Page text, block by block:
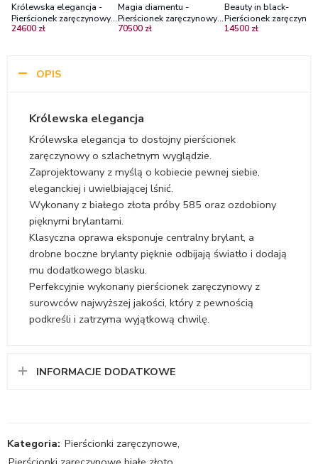
Królewska elegancja -
Pierścionek zaręczynowy z
białego złota z
24600 zł
Magia diamentu -
Pierścionek zaręczynowy z
białego złota z
70500 zł
Beauty in black-
Pierścionek
białego złota białym
14500 zł
OPIS
Królewska elegancja
Królewska elegancja to dostojny pierścionek
zaręczynowy o szlachetnym wyglądzie.
Zaprojektowany z myślą o kobiecie pewnej siebie,
eleganckiej i uwielbiającej lśnić.
Wykonany z białego złota próby 585 oraz ozdobiony
pięknymi brylantami.
Klasyczna oprawa eksponuje centralny brylant, a
drobne boczne brylanty pięknie odbijają światło i dodają
mu dodatkowego blasku.
Perfekcyjnie wykonany pierścionek zaręczynowy z
surowców najwyższej jakości, który z pewnością
podkreśli i zatrzyma wyjątkową chwilę.
INFORMACJE DODATKOWE
Kategoria: Pierścionki zaręczynowe,